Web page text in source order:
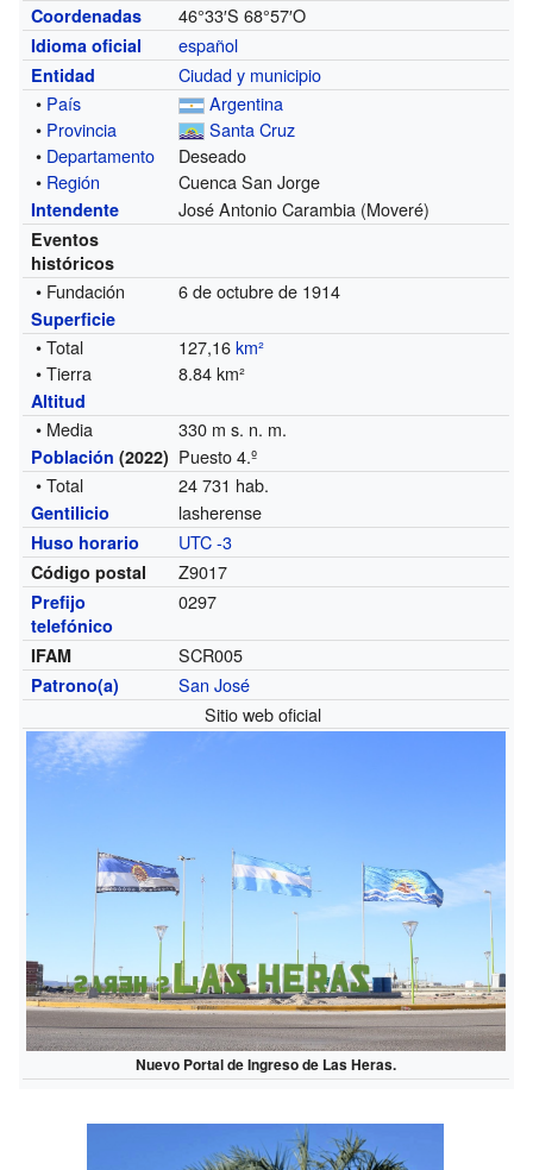
Coordenadas 46°33′S 68°57′O
Idioma oficial español
Entidad
Ciudad y municipio
• País
Argentina
• Provincia
Santa Cruz
• Departamento
Deseado
• Región Cuenca San Jorge
Intendente José Antonio Carambia (Moveré)
Eventos
históricos
• Fundación 6 de octubre de 1914
Superficie
• Total 127,16km²
• Tierra
8.84 km²
Altitud
• Media 330 m s. n. m.
Población (2022) Puesto 4.º
• Total
24 731 hab.
Gentilicio lasherense
Huso horario UTC -3
Código postal Z9017
Prefijo
telefónico
0297
IFAM SCR005
Patrono(a)
San José
Sitio web oficial
Nuevo Portal de Ingreso de Las Heras.